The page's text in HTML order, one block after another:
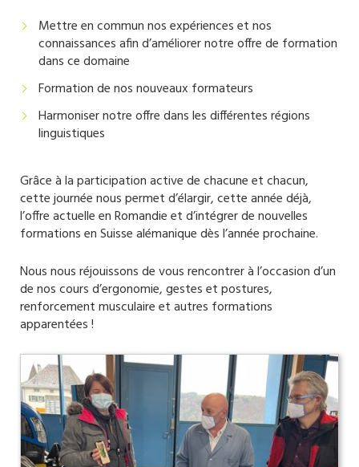
Mettre en commun nos expériences et nos
connaissances afin d’améliorer notre offre de formation
dans ce domaine
Formation de nos nouveaux formateurs
Harmoniser notre offre dans les différentes régions
linguistiques
Grâce à la participation active de chacune et chacun,
cette journée nous permet d’élargir, cette année déjà,
l’offre actuelle en Romandie et d’intégrer de nouvelles
formations en Suisse alémanique dès l’année prochaine.
Nous nous réjouissons de vous rencontrer à l’occasion d’un
de nos cours d’ergonomie, gestes et postures,
renforcement musculaire et autres formations
apparentées !